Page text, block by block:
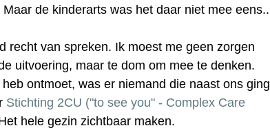
de kinderarts was het daar niet mee eens..
recht van spreken. Ik moest me geen zorgen
uitvoering, maar te dom om mee te denken.
ontmoet, was er niemand die naast ons ging
Stichting 2CU ("to see you" - Complex Care
hele gezin zichtbaar maken.